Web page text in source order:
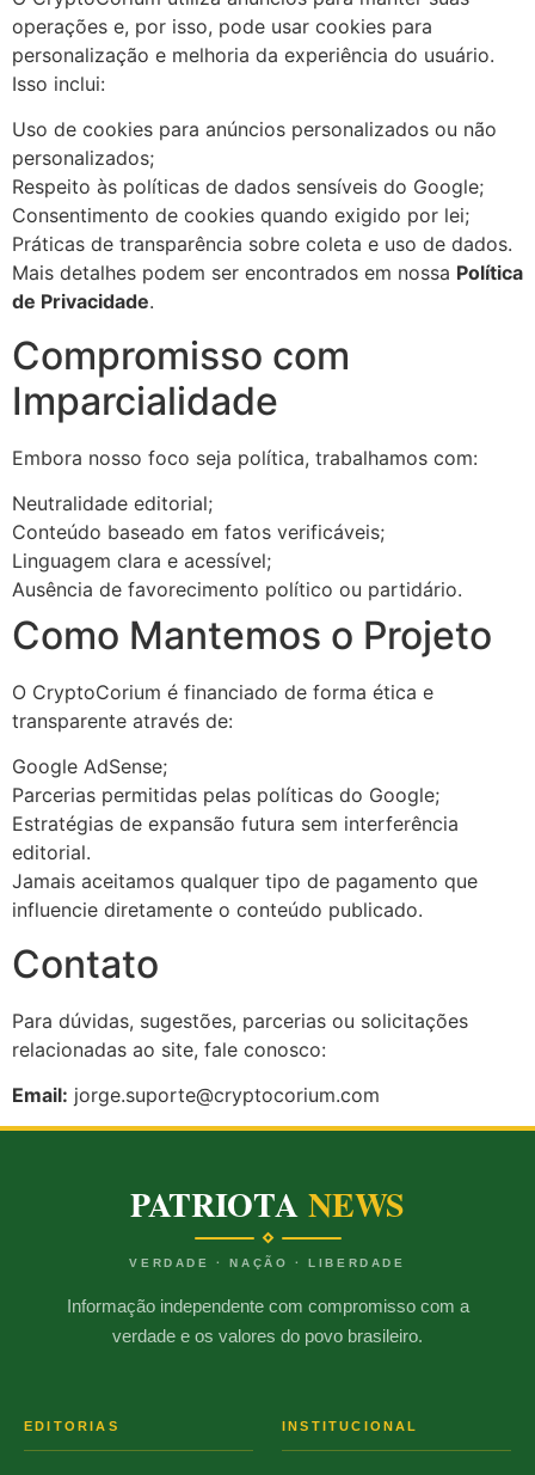
operações e, por isso, pode usar cookies para
personalização e melhoria da experiência do usuário.
Isso inclui:
Uso de cookies para anúncios personalizados ou não
personalizados;
Respeito às políticas de dados sensíveis do Google;
Consentimento de cookies quando exigido por lei;
Práticas de transparência sobre coleta e uso de dados.
Mais detalhes podem ser encontrados em nossa Política
de Privacidade.
Compromisso com
Imparcialidade
Embora nosso foco seja política, trabalhamos com:
Neutralidade editorial;
Conteúdo baseado em fatos verificáveis;
Linguagem clara e acessível;
Ausência de favorecimento político ou partidário.
Como Mantemos o Projeto
O CryptoCorium é financiado de forma ética e
transparente através de:
Google AdSense;
Parcerias permitidas pelas políticas do Google;
Estratégias de expansão futura sem interferência
editorial.
Jamais aceitamos qualquer tipo de pagamento que
influencie diretamente o conteúdo publicado.
Contato
Para dúvidas, sugestões, parcerias ou solicitações
relacionadas ao site, fale conosco:
Email: jorge.suporte@cryptocorium.com
PATRIOTANEWS
VERDADE · NAÇÃO · LIBERDADE
Informação independente com compromisso com a
verdade e os valores do povo brasileiro.
EDITORIAS INSTITUCIONAL